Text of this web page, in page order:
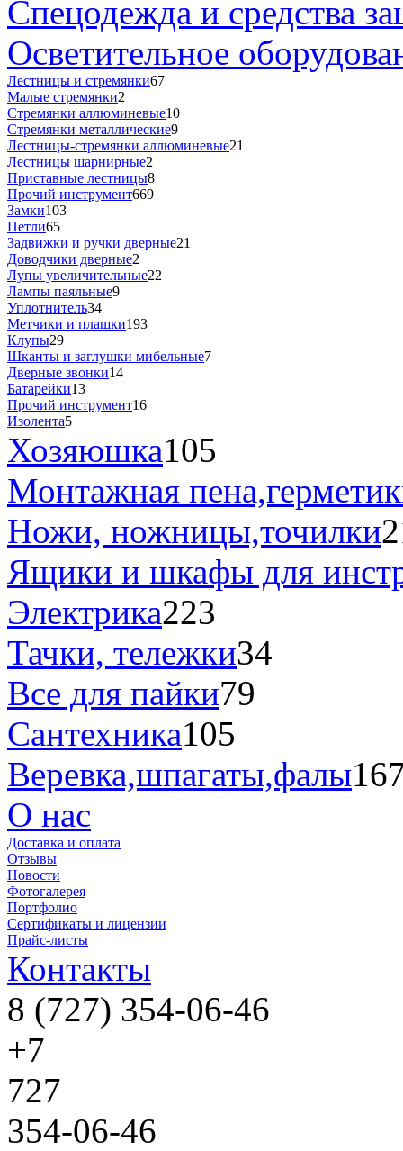
Спецодежда и средства
Осветительное
Лестницы и стремянки67
Малые стремянки2
Стремянки аллюминевые10
Стремянки металлические9
Лестницы-стремянки аллюминевые21
Лестницы шарнирные2
Приставные лестницы8
Прочий инструмент669
Замки103
Петли65
Задвижки и ручки дверные21
Доводчики дверные2
Лупы увеличительные22
Лампы паяльные9
Уплотнитель34
Метчики и плашки193
Клупы29
Шканты и заглушки мибельные7
Дверные звонки14
Батарейки13
Прочий инструмент16
Изолента5
Хозяюшка105
Монтажная
Ножи, ножницы,точилки
Ящики и шкафы для
Электрика223
Тачки, тележки34
Все для пайки79
Сантехника105
Веревка,шпагаты,фалы
О нас
Доставка и оплата
Отзывы
Новости
Фотогалерея
Портфолио
Сертификаты и лицензии
Прайс-листы
Контакты
8 (727) 354-06-46
+7
727
354-06-46